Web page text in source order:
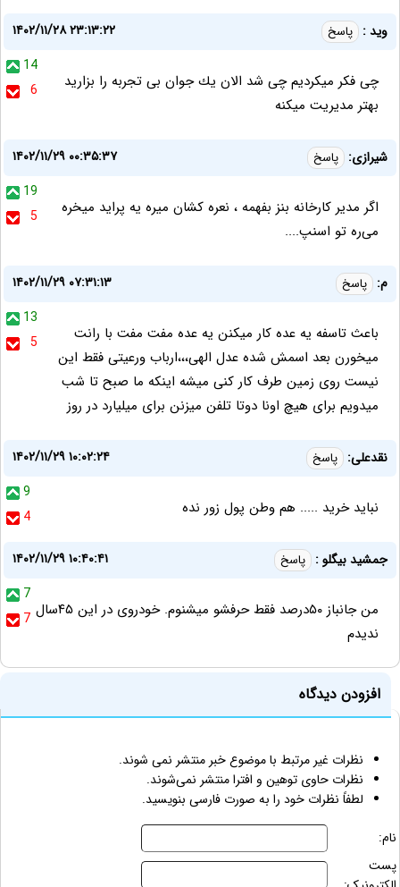
ويد : پاسخ
۱۴۰۲/۱۱/۲۸ ۲۳:۱۳:۲۲
14
6
چى فكر ميكرديم چى شد الان يك جوان بى تجربه را بزاريد
بهتر مديريت ميكنه
شیرازی: پاسخ
۱۴۰۲/۱۱/۲۹ ۰۰:۳۵:۳۷
19
5
اگر مدیر کارخانه بنز بفهمه ، نعره کشان میره یه پراید میخره
می‌ره تو اسنپ....
م: پاسخ
۱۴۰۲/۱۱/۲۹ ۰۷:۳۱:۱۳
13
5
باعث تاسفه یه عده کار میکنن یه عده مفت مفت با رانت
میخورن بعد اسمش شده عدل الهی،،،ارباب ورعیتی فقط این
نیست روی زمین طرف کار کنی میشه اینکه ما صبح تا شب
میدویم برای هیچ اونا دوتا تلفن میزنن برای میلیارد در روز
نقدعلی: پاسخ
۱۴۰۲/۱۱/۲۹ ۱۰:۰۲:۲۴
9
4
نباید خرید ..... هم وطن پول زور نده
جمشید بیگلو : پاسخ
۱۴۰۲/۱۱/۲۹ ۱۰:۴۰:۴۱
7
7 من جانباز ۵۰درصد فقط حرفشو میشنوم. خودروی در این ۴۵سال
ندیدم
افزودن دیدگاه
نظرات غیر مرتبط با موضوع خبر منتشر نمی شوند.
نظرات حاوی توهین و افترا منتشر نمی‌شوند.
لطفاً نظرات خود را به صورت فارسی بنویسید.
نام:
پست